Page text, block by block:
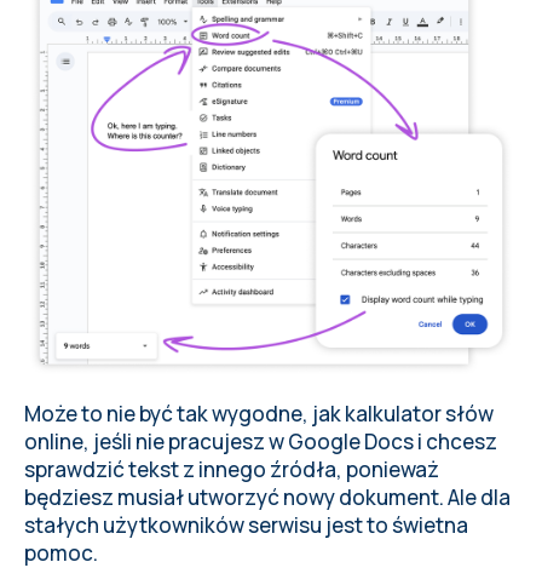
Może to nie być tak wygodne, jak kalkulator słów
online, jeśli nie pracujesz w Google Docs i chcesz
sprawdzić tekst z innego źródła, ponieważ
będziesz musiał utworzyć nowy dokument. Ale dla
stałych użytkowników serwisu jest to świetna
pomoc.